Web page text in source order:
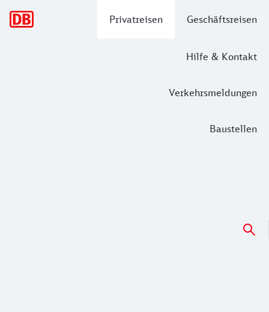
Privatreisen Geschäftsreisen
Hilfe & Kontakt
Verkehrsmeldungen
Baustellen